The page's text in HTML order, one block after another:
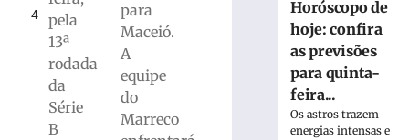
4
pela
13ª
rodada
da
Série
B
para
Maceió.
A
equipe
do
Marreco
Horóscopo de
hoje: confira
as previsões
para quinta-
feira...
Os astros trazem
energias intensas e